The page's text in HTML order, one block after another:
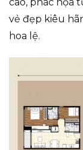
cao, phác họa
vẻ đẹp kiêu
hoa lệ.